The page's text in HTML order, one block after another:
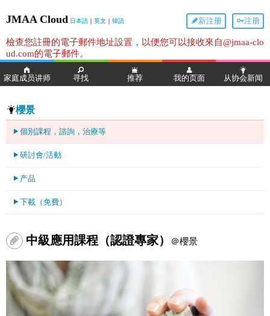
JMAA Cloud 日本語 ｜ 英文 ｜ 韓語 注册
新注册
檢查您註冊的電子郵件地址設置，以便您可以接收來自@jmaa-clo
ud.com的電子郵件。
家庭成员讲师 寻找 推荐 我的页面 从协会新闻
櫻景
個別課程，諮詢，治療等
研討會/活動
产品
下載（免費）
中級應用課程（認證專家） ＠櫻景